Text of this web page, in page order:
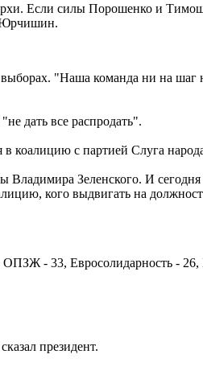
Если силы Порошенко и
Юрчишин.
"Наша команда ни на шаг
дать все распродать".
коалицию с партией Слуга
Зеленского. И
кого выдвигать на
ОПЗЖ - 33, Евросолидарность -
президент.